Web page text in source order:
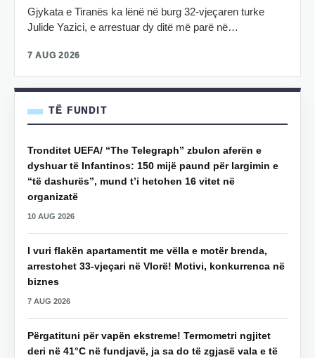
Gjykata e Tiranës ka lënë në burg 32-vjeçaren turke
Julide Yazici, e arrestuar dy ditë më parë në…
7 AUG 2026
TË FUNDIT
Tronditet UEFA/ “The Telegraph” zbulon aferën e
dyshuar të Infantinos: 150 mijë paund për largimin e
“të dashurës”, mund t’i hetohen 16 vitet në
organizatë
10 AUG 2026
I vuri flakën apartamentit me vëlla e motër brenda,
arrestohet 33-vjeçari në Vlorë! Motivi, konkurrenca në
biznes
7 AUG 2026
Përgatituni për vapën ekstreme! Termometri ngjitet
deri në 41°C në fundjavë, ja sa do të zgjasë vala e të